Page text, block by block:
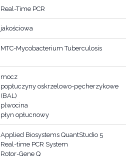
Real-Time PCR
jakościowa
MTC-Mycobacterium Tuberculosis
mocz
popłuczyny oskrzelowo-pęcherzykowe
(BAL)
plwocina
płyn opłucnowy
Applied Biosystems QuantStudio 5
Real-time PCR System
Rotor-Gene Q